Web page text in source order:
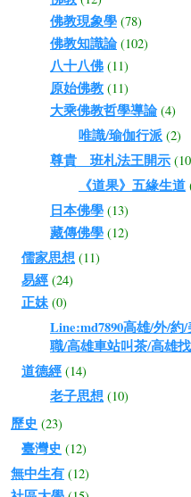
佛教現象學 (78)
佛教知識論 (102)
八十八佛 (11)
原始佛教 (11)
大乘佛教哲學導論 (4)
唯識/瑜伽行派 (2)
尊貴 班札法王開示
《道果》五緣生道
日本佛學 (13)
藏傳佛學 (12)
儒家思想 (11)
易經 (24)
正妹 (0)
Line:md7890高雄/外/
職/高雄車站叫茶/高雄
道德經 (14)
老子思想 (10)
歷史 (23)
臺灣史 (12)
無中生有 (12)